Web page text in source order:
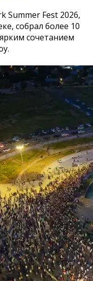
Summer Fest 2026,
собрал более 10
сочетанием